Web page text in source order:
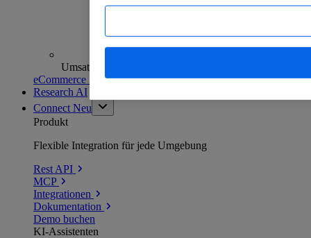
Umsatzanalysen und -prognosen
eCommerce Insights entdecken
Research AI
Connect Neu
Produkt
Flexible Integration für jede Umgebung
Rest API
MCP
Integrationen
Dokumentation
Demo buchen
KI-Assistenten